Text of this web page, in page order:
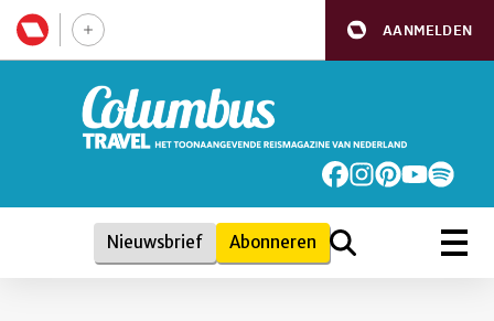
AANMELDEN
Nieuwsbrief Abonneren